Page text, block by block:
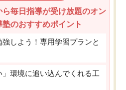
毎日指導が受け放題のオン
のおすすめポイント
しよう！専用学習プランと
」環境に追い込んでくれる工